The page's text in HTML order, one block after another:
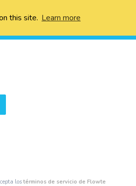
this site. Learn more
lostérminos de servicio de Flowte